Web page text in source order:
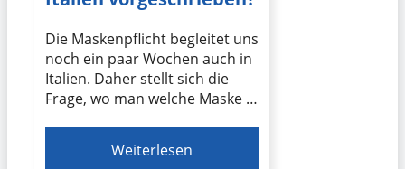
Die Maskenpflicht begleitet uns
noch ein paar Wochen auch in
Italien. Daher stellt sich die
Frage, wo man welche Maske …
Weiterlesen